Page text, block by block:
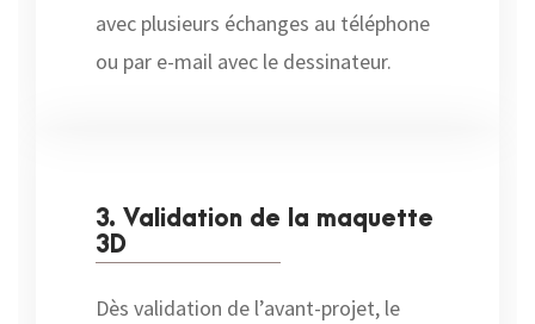
avec plusieurs échanges au téléphone
ou par e-mail avec le dessinateur.
3. Validation de la maquette
3D
Dès validation de l’avant-projet, le